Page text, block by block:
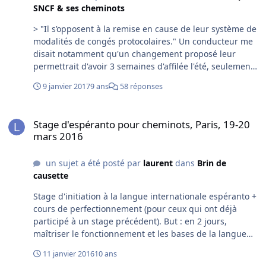
ceux que ça intéresse, un stage :
http://laurent.lautre.net/afce/spip.php?article16 )
SNCF & ses cheminots
> "Il s’opposent à la remise en cause de leur système de
modalités de congés protocolaires." Un conducteur me
disait notamment qu'un changement proposé leur
permettrait d'avoir 3 semaines d'affilée l'été, seulement
9 janvier 20179 ans 58 réponses
Stage d'espéranto pour cheminots, Paris, 19-20
mars 2016
un sujet a été posté par laurentdans Brin de
causette
Stage d'initiation à la langue internationale espéranto +
cours de perfectionnement (pour ceux qui ont déjà
participé à un stage précédent). But : en 2 jours,
maîtriser le fonctionnement et les bases de la langue
l'AFCE, Association Française des Cheminots pour
11 janvier 201610 ans